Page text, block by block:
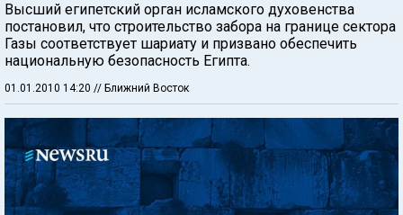
Высший египетский орган исламского духовенства
постановил, что строительство забора на границе сектора
Газы соответствует шариату и призвано обеспечить
национальную безопасность Египта.
01.01.2010 14:20 // Ближний Восток